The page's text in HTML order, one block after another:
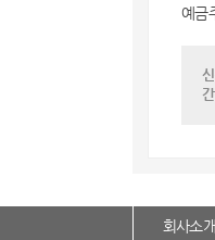
예금
회사소개